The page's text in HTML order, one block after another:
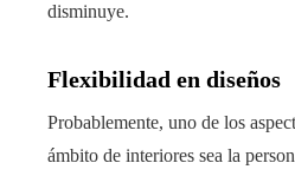
disminuye.
Flexibilidad en diseños
Probablemente, uno de los
ámbito de interiores sea la